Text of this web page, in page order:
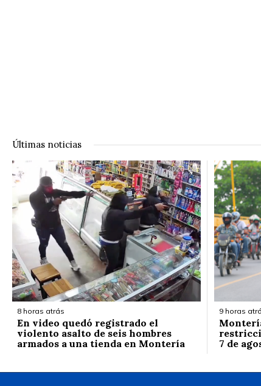
Últimas noticias
8 horas atrás
En video quedó registrado el
violento asalto de seis hombres
armados a una tienda en Montería
9 horas
7 de